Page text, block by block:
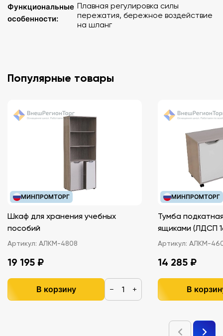
Функциональные
особенности:
Плавная регулировка силы
пережатия, бережное воздействие
на шланг
Популярные товары
МИНПРОМТОРГ
Шкаф для хранения учебных
пособий
Артикул: АЛКМ-4808
19 195 ₽
В корзину − +
МИНПРОМТОРГ
Тумба
ящиками
Артикул: АЛКМ-
14 285 ₽
В